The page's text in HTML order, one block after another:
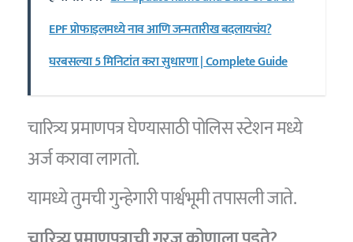
EPF प्रोफाइलमध्ये नाव आणि जन्मतारीख बदलायचंय?
घरबसल्या 5 मिनिटांत करा सुधारणा | Complete Guide
चारित्र्य प्रमाणपत्र घेण्यासाठी पोलिस स्टेशन मध्ये
अर्ज करावा लागतो.
यामध्ये तुमची गुन्हेगारी पार्श्वभूमी तपासली जाते.